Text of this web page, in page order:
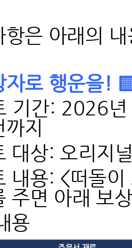
항은 아래의
자로 행운을!
기간: 2026
지
대상: 오리지
내용: <떠돌
주면 아래 보
용